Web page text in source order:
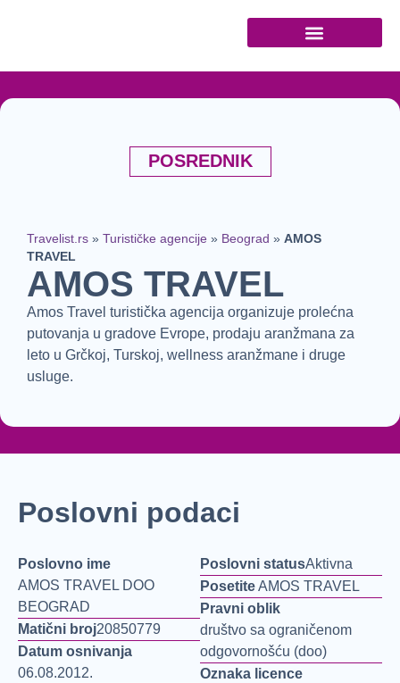
POSREDNIK
Travelist.rs » Turističke agencije » Beograd » AMOS
TRAVEL
AMOS TRAVEL
Amos Travel turistička agencija organizuje prolećna
putovanja u gradove Evrope, prodaju aranžmana za
leto u Grčkoj, Turskoj, wellness aranžmane i druge
usluge.
Poslovni podaci
Poslovno ime
AMOS TRAVEL DOO
BEOGRAD
Matični broj20850779
Datum osnivanja
06.08.2012.
Poslovni statusAktivna
PosetiteAMOS TRAVEL
Pravni oblik
društvo sa ograničenom
odgovornošću (doo)
Oznaka licence